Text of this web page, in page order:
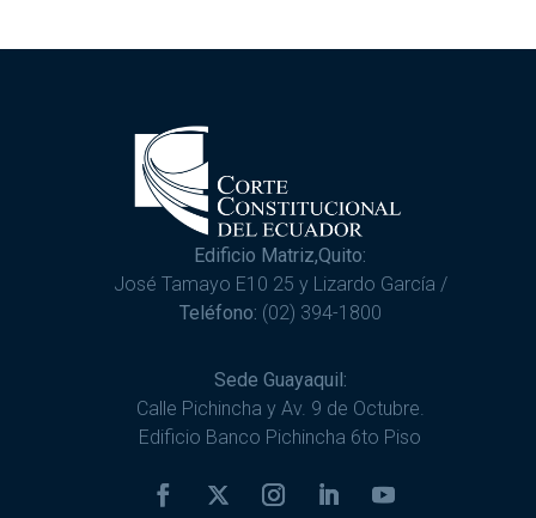
Edificio Matriz,Quito:
José Tamayo E10 25 y Lizardo García /
Teléfono: (02) 394-1800
Sede Guayaquil:
Calle Pichincha y Av. 9 de Octubre.
Edificio Banco Pichincha 6to Piso